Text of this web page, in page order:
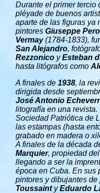
Durante el primer tercio
pléyade de buenos
aparte de las figuras ya
pintores Giuseppe
Vermay(1784-1833),
San Alejandro,
Rezzonico yEsteban
hasta litógrafos como
A finales de 1938, la
dirigida desde
José Antonio
litografía en una
Sociedad Patriótica de
las estampas (hasta
grabado en madera o
A finales de la década
Marquier, propiedad
llegando a ser la
época en Cuba. En sus
pintores y dibujantes
ToussaintyEduardo